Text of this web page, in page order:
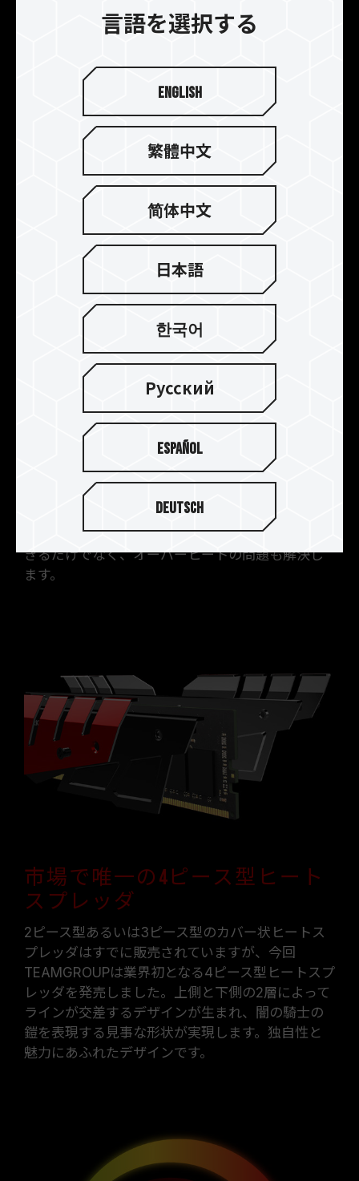
のメモリデバイスに、まるで黒馬に乗る勇猛な闇
全体をカバーするデザインで
冷却性能を8%向上
DDR4 DARKのヒートスプレッダは、DDR3 DARK
を上回るデザインを採用しています。ヒートスプレ
ッダのエリアは上部から両サイドにまで及びま
す。2層のヒートスプレッダが、より強力にメモリ
を保護します。メモリ全体をカバーすることで、冷
却性能が向上しシステムの安定性を長時間維持で
きるだけでなく、オーバーヒートの問題も解決し
ます。
市場で唯一の4ピース型ヒート
スプレッダ
2ピース型あるいは3ピース型のカバー状ヒートス
プレッダはすでに販売されていますが、今回
TEAMGROUPは業界初となる4ピース型ヒートスプ
レッダを発売しました。上側と下側の2層によって
ラインが交差するデザインが生まれ、闇の騎士の
鎧を表現する見事な形状が実現します。独自性と
魅力にあふれたデザインです。
言語を選択する
English
繁體中文
简体中文
日本語
한국어
Русский
Español
Deutsch